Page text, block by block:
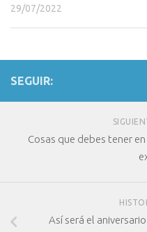
29/07/2022
SEGUIR:
Cosas que debes tener
Así será el